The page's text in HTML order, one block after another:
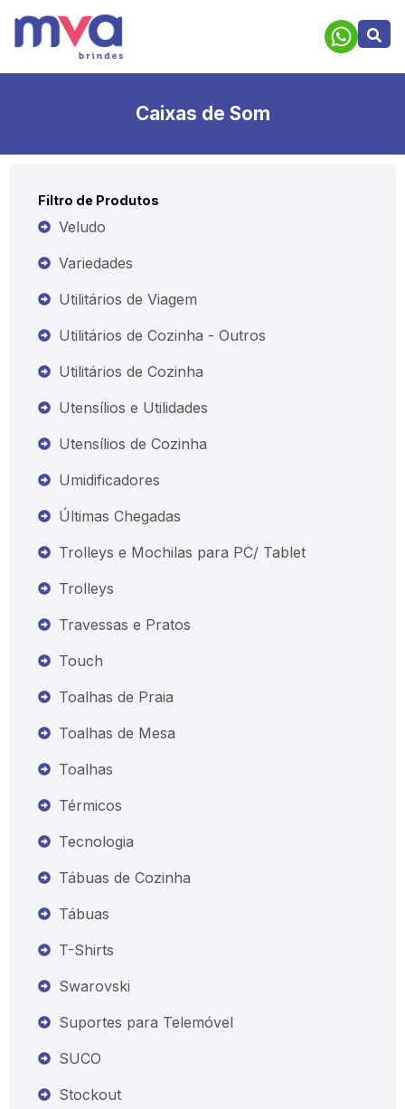
Caixas de Som
Filtro de Produtos
Veludo
Variedades
Utilitários de Viagem
Utilitários de Cozinha - Outros
Utilitários de Cozinha
Utensílios e Utilidades
Utensílios de Cozinha
Umidificadores
Últimas Chegadas
Trolleys e Mochilas para PC/ Tablet
Trolleys
Travessas e Pratos
Touch
Toalhas de Praia
Toalhas de Mesa
Toalhas
Térmicos
Tecnologia
Tábuas de Cozinha
Tábuas
T-Shirts
Swarovski
Suportes para Telemóvel
SUCO
Stockout